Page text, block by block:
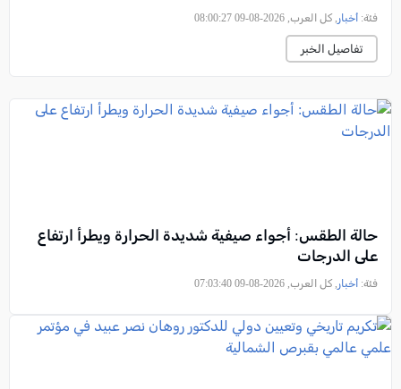
فئة: أخبار , كل العرب, 2026-08-09 08:00:27
تفاصيل الخبر
حالة الطقس: أجواء صيفية شديدة الحرارة ويطرأ ارتفاع
على الدرجات
فئة: أخبار , كل العرب, 2026-08-09 07:03:40